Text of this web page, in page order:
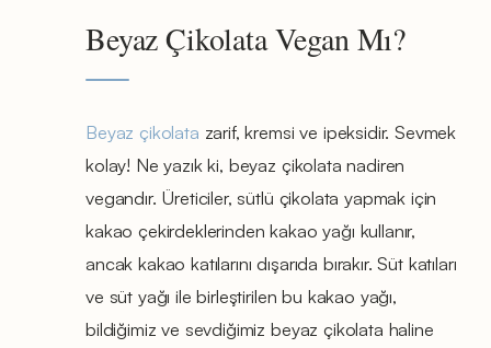
Beyaz Çikolata Vegan Mı?
Beyaz çikolata zarif, kremsi ve ipeksidir. Sevmek
kolay! Ne yazık ki, beyaz çikolata nadiren
vegandır. Üreticiler, sütlü çikolata yapmak için
kakao çekirdeklerinden kakao yağı kullanır,
ancak kakao katılarını dışarıda bırakır. Süt katıları
ve süt yağı ile birleştirilen bu kakao yağı,
bildiğimiz ve sevdiğimiz beyaz çikolata haline